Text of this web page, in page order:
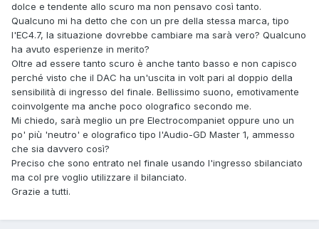
dolce e tendente allo scuro ma non pensavo così tanto.
Qualcuno mi ha detto che con un pre della stessa marca, tipo
l'EC4.7, la situazione dovrebbe cambiare ma sarà vero? Qualcuno
ha avuto esperienze in merito?
Oltre ad essere tanto scuro è anche tanto basso e non capisco
perché visto che il DAC ha un'uscita in volt pari al doppio della
sensibilità di ingresso del finale. Bellissimo suono, emotivamente
coinvolgente ma anche poco olografico secondo me.
Mi chiedo, sarà meglio un pre Electrocompaniet oppure uno un
po' più 'neutro' e olografico tipo l'Audio-GD Master 1, ammesso
che sia davvero così?
Preciso che sono entrato nel finale usando l'ingresso sbilanciato
ma col pre voglio utilizzare il bilanciato.
Grazie a tutti.